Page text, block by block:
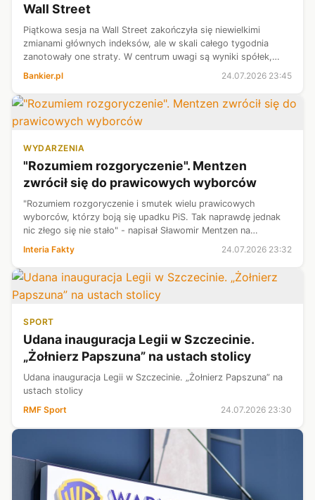
Wall Street
Piątkowa sesja na Wall Street zakończyła się niewielkimi
zmianami głównych indeksów, ale w skali całego tygodnia
zanotowały one straty. W centrum uwagi są wyniki spółek,
Federalnej w przyszłym ty...
Bankier.pl 24.07.2026 23:45
WYDARZENIA
"Rozumiem rozgoryczenie". Mentzen
zwrócił się do prawicowych wyborców
"Rozumiem rozgoryczenie i smutek wielu prawicowych
wyborców, którzy boją się upadku PiS. Tak naprawdę jednak
nic złego się nie stało" - napisał Sławomir Mentzen na
kogo głosować".
Interia Fakty 24.07.2026 23:32
SPORT
Udana inauguracja Legii w Szczecinie.
„Żołnierz Papszuna” na ustach stolicy
Udana inauguracja Legii w Szczecinie. „Żołnierz Papszuna” na
ustach stolicy
RMF Sport
24.07.2026 23:30